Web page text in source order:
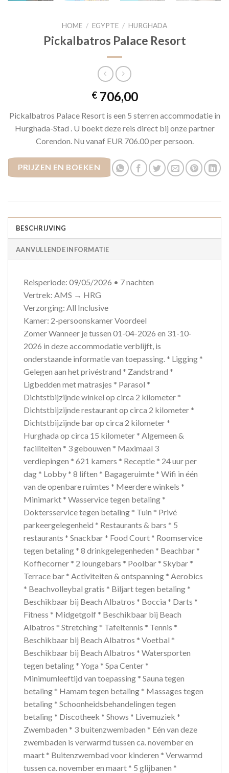
HOME / EGYPTE / HURGHADA
Pickalbatros Palace Resort
€706,00
Pickalbatros Palace Resort is een 5 sterren accommodatie in
Hurghada-Stad . U boekt deze reis direct bij onze partner
Corendon. Nu vanaf EUR 706.00 per persoon.
PRIJZEN EN BOEKEN
BESCHRIJVING
AANVULLENDE INFORMATIE
Reisperiode: 09/05/2026 • 7 nachten
Vertrek: AMS → HRG
Verzorging: All Inclusive
Kamer: 2-persoonskamer Voordeel
Zomer Wanneer je tussen 01-04-2026 en 31-10-
2026 in deze accommodatie verblijft, is
onderstaande informatie van toepassing. * Ligging *
Gelegen aan het privéstrand * Zandstrand *
Ligbedden met matrasjes * Parasol *
Dichtstbijzijnde winkel op circa 2 kilometer *
Dichtstbijzijnde restaurant op circa 2 kilometer *
Dichtstbijzijnde bar op circa 2 kilometer *
Hurghada op circa 15 kilometer * Algemeen &
faciliteiten * 3 gebouwen * Maximaal 3
verdiepingen * 621 kamers * Receptie * 24 uur per
dag * Lobby * 8 liften * Bagageruimte * Wifi in één
van de openbare ruimtes * Meerdere winkels *
Minimarkt * Wasservice tegen betaling *
Doktersservice tegen betaling * Tuin * Privé
parkeergelegenheid * Restaurants & bars * 5
restaurants * Snackbar * Food Court * Roomservice
tegen betaling * 8 drinkgelegenheden * Beachbar *
Koffiecorner * 2 loungebars * Poolbar * Skybar *
Terrace bar * Activiteiten & ontspanning * Aerobics
* Beachvolleybal gratis * Biljart tegen betaling *
Beschikbaar bij Beach Albatros * Boccia * Darts *
Fitness * Midgetgolf * Beschikbaar bij Beach
Albatros * Stretching * Tafeltennis * Tennis *
Beschikbaar bij Beach Albatros * Voetbal *
Beschikbaar bij Beach Albatros * Watersporten
tegen betaling * Yoga * Spa Center *
Minimumleeftijd van toepassing * Sauna tegen
betaling * Hamam tegen betaling * Massages tegen
betaling * Schoonheidsbehandelingen tegen
betaling * Discotheek * Shows * Livemuziek *
Zwembaden * 3 buitenzwembaden * Eén van deze
zwembaden is verwarmd tussen ca. november en
maart * Buitenzwembad voor kinderen * Verwarmd
tussen ca. november en maart * 5 glijbanen *